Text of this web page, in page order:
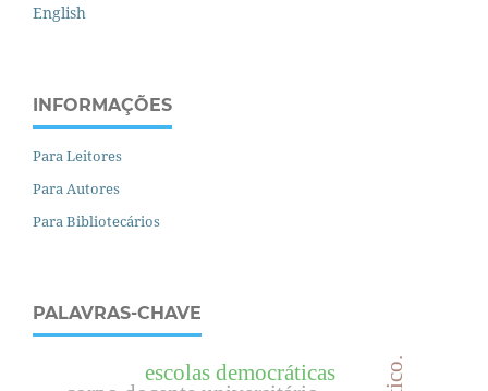
English
INFORMAÇÕES
Para Leitores
Para Autores
Para Bibliotecários
PALAVRAS-CHAVE
escolas democráticas